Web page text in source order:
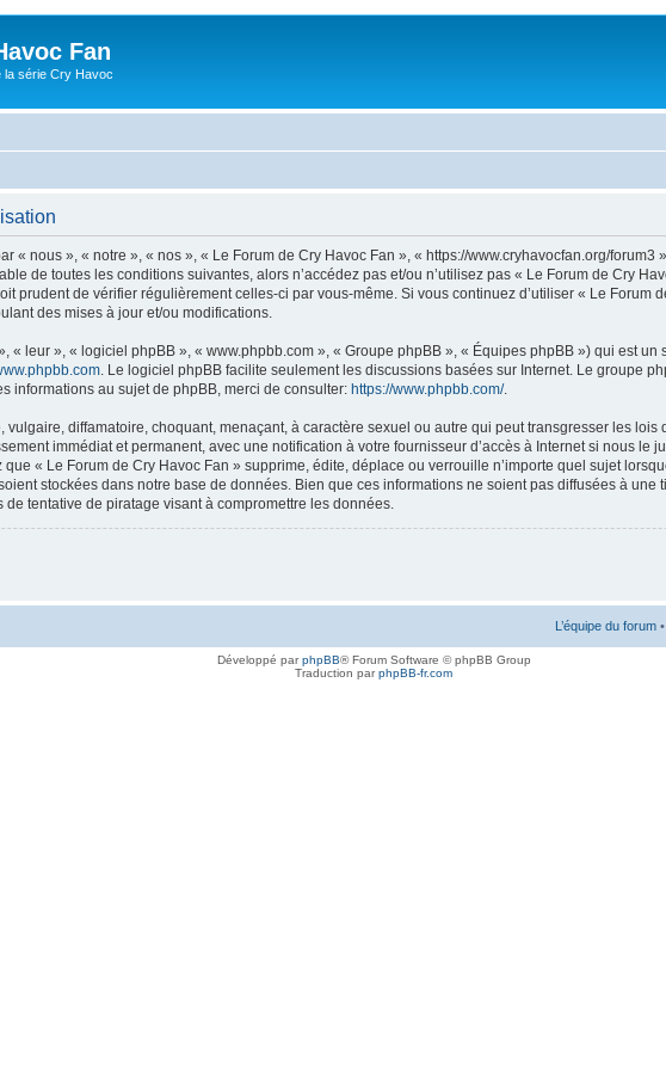
Fan
la série Cry Havoc
« nous », « notre », « nos », « Le Forum de Cry Havoc Fan », « https://www.cryhavocfan.org/
de toutes les conditions suivantes, alors n’accédez pas et/ou n’utilisez pas « Le Forum de Cry
prudent de vérifier régulièrement celles-ci par vous-même. Si vous continuez d’utiliser « Le Forum
des mises à jour et/ou modifications.
« leur », « logiciel phpBB », « www.phpbb.com », « Groupe phpBB », « Équipes phpBB ») qui est
. Le logiciel phpBB facilite seulement les discussions basées sur Internet. Le groupe
informations au sujet de phpBB, merci de consulter: https://www.phpbb.com/.
diffamatoire, choquant, menaçant, à caractère sexuel ou autre qui peut transgresser les
immédiat et permanent, avec une notification à votre fournisseur d’accès à Internet si nous le
« Le Forum de Cry Havoc Fan » supprime, édite, déplace ou verrouille n’importe quel sujet
stockées dans notre base de données. Bien que ces informations ne soient pas diffusées à une
tentative de piratage visant à compromettre les données.
L’équipe du forum •
Développé parphpBB® Forum Software © phpBB Group
Traduction parphpBB-fr.com